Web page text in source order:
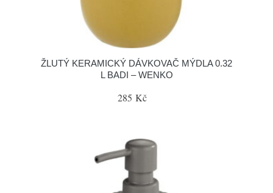
ŽLUTÝ KERAMICKÝ DÁVKOVAČ MÝDLA 0.32
L BADI – WENKO
285 Kč